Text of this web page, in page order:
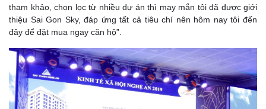
tham khảo, chọn lọc từ nhiều dự án thì may mắn tôi đã được giới
thiệu Sai Gon Sky, đáp ứng tất cả tiêu chí nên hôm nay tôi đến
đây để đặt mua ngay căn hộ”.